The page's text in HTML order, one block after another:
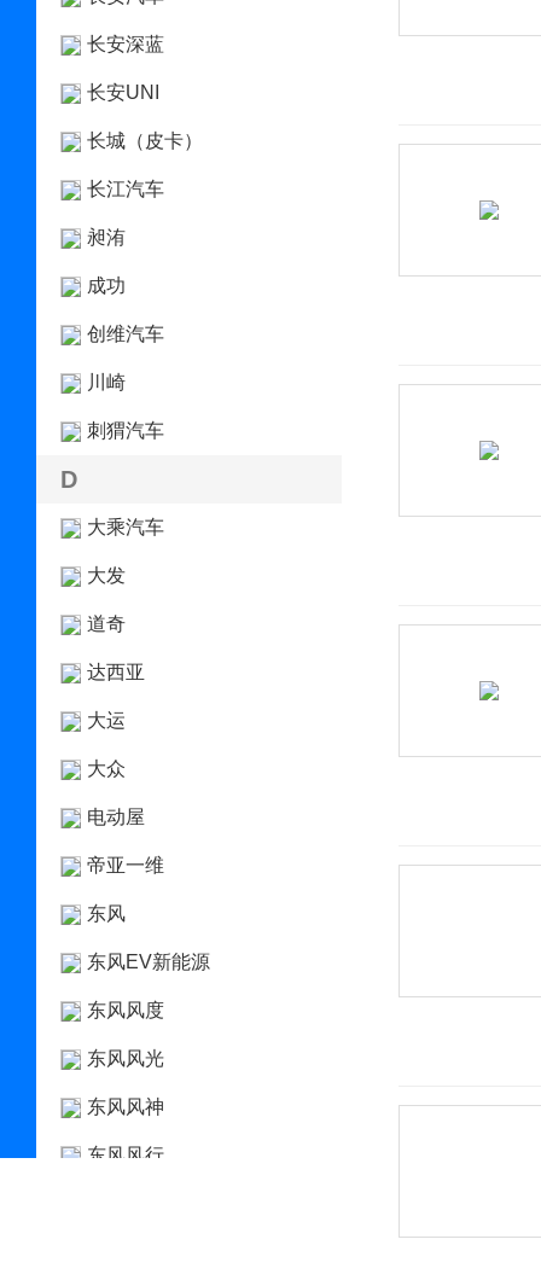
长安深蓝
长安UNI
长城（皮卡）
长江汽车
昶洧
成功
创维汽车
川崎
刺猬汽车
D
大乘汽车
大发
道奇
达西亚
大运
大众
电动屋
帝亚一维
东风
东风EV新能源
东风风度
东风风光
东风风神
东风风行